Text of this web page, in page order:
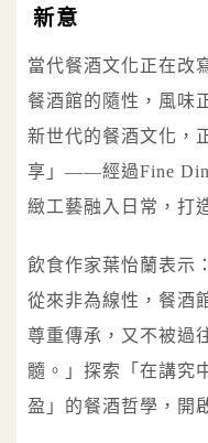
新意
當代餐酒文化正在改
餐酒館的隨性，風味
新世代的餐酒文化，
享」——經過Fine
緻工藝融入日常，打
飲食作家葉怡蘭表示
從來非為線性，餐酒
尊重傳承，又不被過
髓。」探索「在講究
盈」的餐酒哲學，開